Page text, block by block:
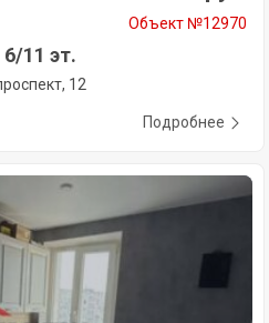
Объект №12970
11 эт.
12
Подробнее